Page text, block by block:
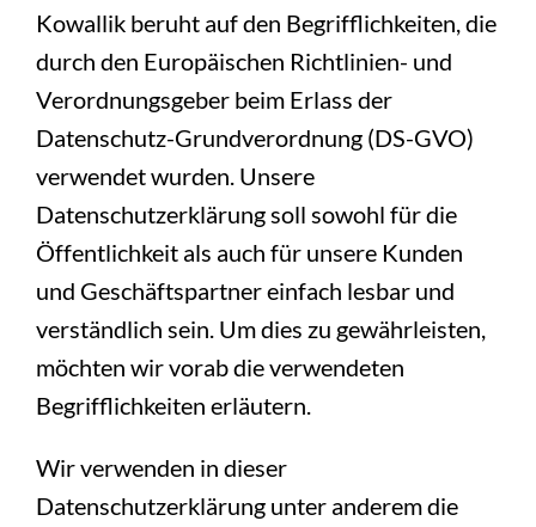
Kowallik beruht auf den Begrifflichkeiten, die
durch den Europäischen Richtlinien- und
Verordnungsgeber beim Erlass der
Datenschutz-Grundverordnung (DS-GVO)
verwendet wurden. Unsere
Datenschutzerklärung soll sowohl für die
Öffentlichkeit als auch für unsere Kunden
und Geschäftspartner einfach lesbar und
verständlich sein. Um dies zu gewährleisten,
möchten wir vorab die verwendeten
Begrifflichkeiten erläutern.
Wir verwenden in dieser
Datenschutzerklärung unter anderem die